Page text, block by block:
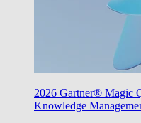
2026 Gartner® Magic
Knowledge